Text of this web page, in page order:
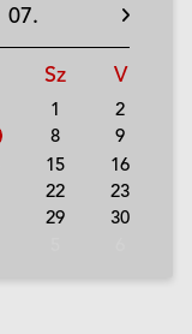
07.
Sz V
1
2
8
9
15
16
22
23
29
30